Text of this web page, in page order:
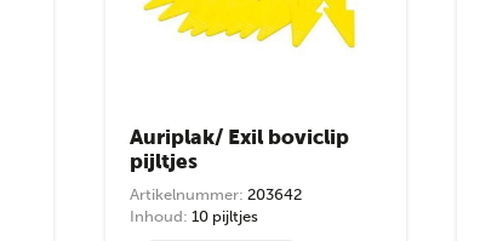
Auriplak/ Exil boviclip
pijltjes
Artikelnummer: 203642
Inhoud: 10 pijltjes